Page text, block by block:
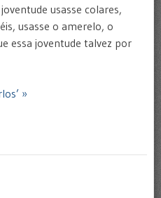
usasse colares,
usasse o amerelo, o
essa joventude talvez por
»